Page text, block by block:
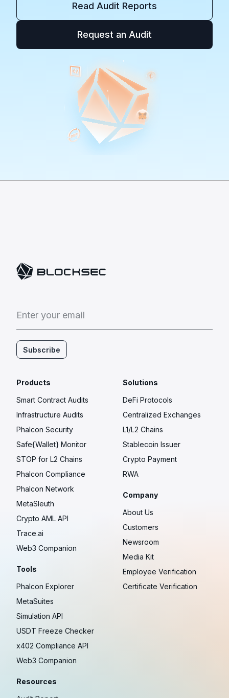
Read Audit Reports
Request an Audit
Enter your email
Subscribe
Products
Smart Contract Audits
Infrastructure Audits
Phalcon Security
Safe{Wallet} Monitor
STOP for L2 Chains
Phalcon Compliance
Phalcon Network
MetaSleuth
Crypto AML API
Trace.ai
Web3 Companion
Tools
Phalcon Explorer
MetaSuites
Simulation API
USDT Freeze Checker
x402 Compliance API
Web3 Companion
Resources
Solutions
DeFi Protocols
Centralized Exchanges
L1/L2 Chains
Stablecoin Issuer
Crypto Payment
RWA
Company
About Us
Customers
Newsroom
Media Kit
Employee Verification
Certificate Verification